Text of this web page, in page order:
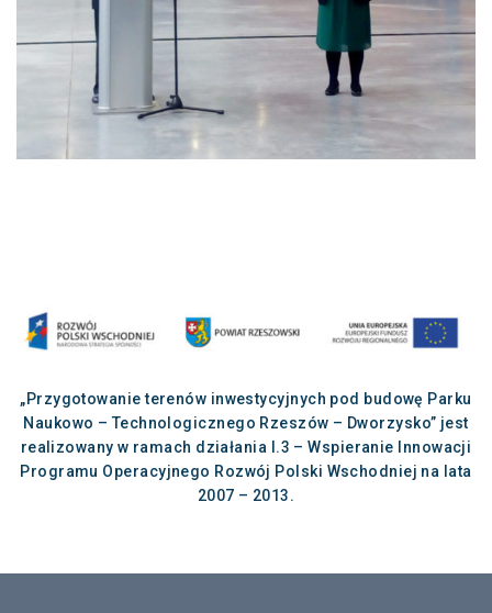
„Przygotowanie terenów inwestycyjnych pod budowę Parku
Naukowo – Technologicznego Rzeszów – Dworzysko” jest
realizowany w ramach działania I.3 – Wspieranie Innowacji
Programu Operacyjnego Rozwój Polski Wschodniej na lata
2007 – 2013.